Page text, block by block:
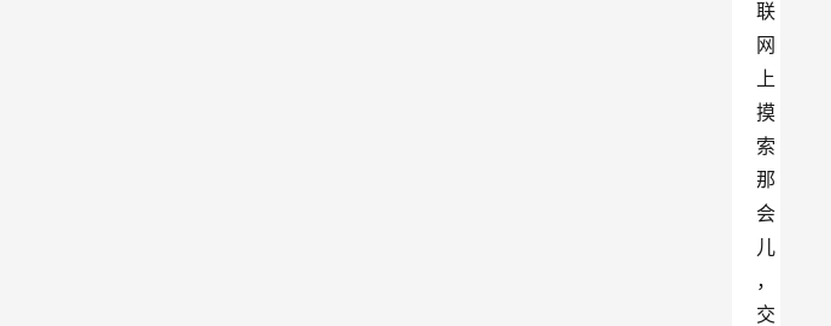
联
网
上
摸
索
那
会
儿
，
交